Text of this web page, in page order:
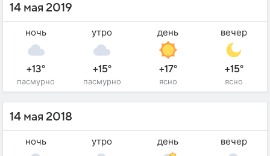
14 мая 2019
ночь
+13°
пасмурно
утро
+15°
пасмурно
день
+17°
ясно
вечер
+15°
ясно
14 мая 2018
ночь утро день вечер